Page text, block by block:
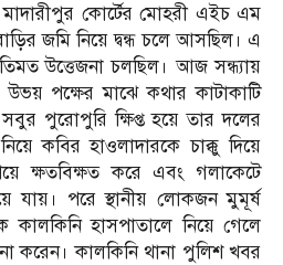
কোর্টের মোহরী এইচ এম
জমি নিয়ে দ্বন্ধ চলে আসছিল। এ
উত্তেজনা চলছিল। আজ সন্ধ্যায়
পক্ষের মাঝে কথার কাটাকাটি
পুরোপুরি ক্ষিপ্ত হয়ে তার দলের
কবির হাওলাদারকে চাক্কু দিয়ে
ক্ষতবিক্ষত করে এবং গলাকেটে
যায়। পরে স্থানীয় লোকজন মুমূর্ষ
কালকিনি হাসপাতালে নিয়ে গেলে
করেন। কালকিনি থানা পুলিশ খবর